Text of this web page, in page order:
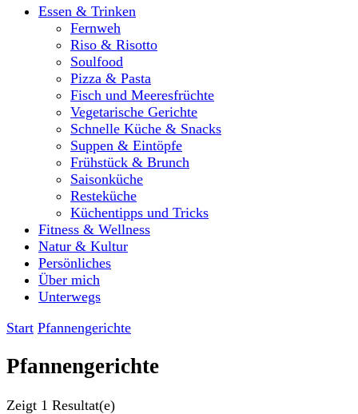
Essen & Trinken
Fernweh
Riso & Risotto
Soulfood
Pizza & Pasta
Fisch und Meeresfrüchte
Vegetarische Gerichte
Schnelle Küche & Snacks
Suppen & Eintöpfe
Frühstück & Brunch
Saisonküche
Resteküche
Küchentipps und Tricks
Fitness & Wellness
Natur & Kultur
Persönliches
Über mich
Unterwegs
Start Pfannengerichte
Pfannengerichte
Zeigt 1 Resultat(e)